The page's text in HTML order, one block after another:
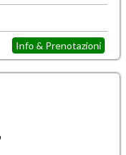
Info & Prenotazioni